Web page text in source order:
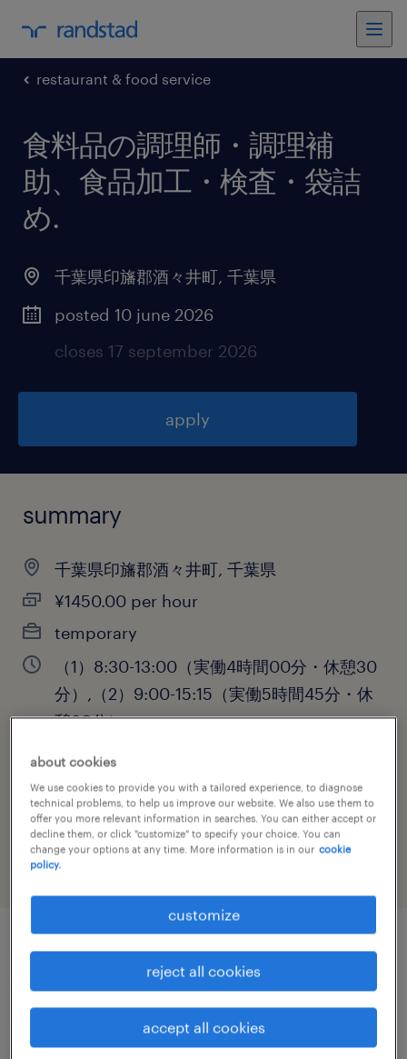
restaurant & food service
食料品の調理師・調理補
助、食品加工・検査・袋詰
め.
千葉県印旛郡酒々井町, 千葉県
posted 10 june 2026
closes 17 september 2026
apply
summary
千葉県印旛郡酒々井町, 千葉県
¥1450.00 per hour
temporary
（1）8:30-13:00（実働4時間00分・休憩30
分）,（2）9:00-15:15（実働5時間45分・休
憩30分）
job category
restaurant & food service
調理師・調理補助、食品加工・検査・袋詰め
about cookies
We use cookies to provide you with a tailored experience, to diagnose
technical problems, to help us improve our website. We also use them to
offer you more relevant information in searches. You can either accept or
decline them, or click "customize" to specify your choice. You can
change your options at any time. More information is in our cookie
policy.
customize
reject all cookies
accept all cookies